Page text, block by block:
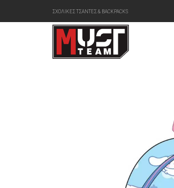
ΣΧΟΛΙΚΕΣ ΤΣΑΝΤΕΣ & BACKPACKS